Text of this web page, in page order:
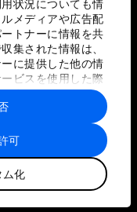
状況についても情
メディアや広告配
トナーに情報を共
集された情報は、
に提供した他の情
ビスを使用した際
合わされ、各パー
ることがありま
可
ム化
用規約
ラム